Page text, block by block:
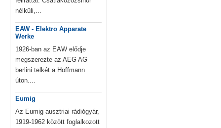
nélküli,...
EAW - Elektro Apparate
Werke
1926-ban az EAW elődje
megszerezte az AEG AG
berlini telkét a Hoffmann
úton....
Eumig
Az Eumig ausztriai rádiógyár,
1919-1962 között foglalkozott